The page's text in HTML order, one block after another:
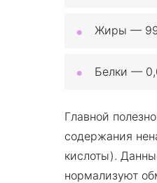
Жиры —
Белки —
Главной
содержания
кислоты).
нормализуют